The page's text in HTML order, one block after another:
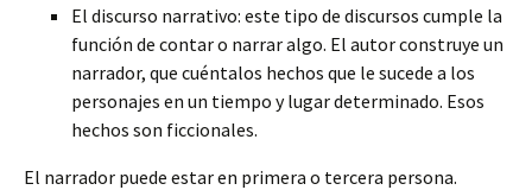
El discurso narrativo: este tipo de discursos cumple la
función de contar o narrar algo. El autor construye un
narrador, que cuéntalos hechos que le sucede a los
personajes en un tiempo y lugar determinado. Esos
hechos son ficcionales.
El narrador puede estar en primera o tercera persona.